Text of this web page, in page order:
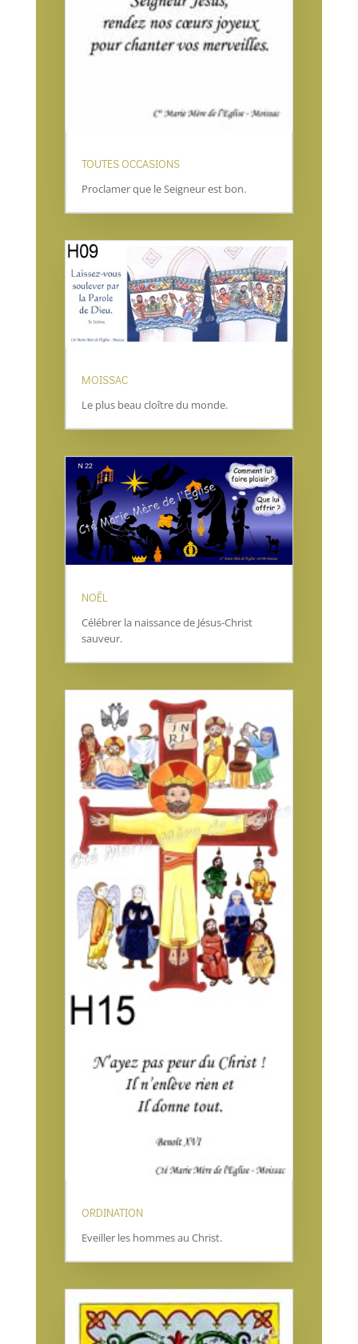
TOUTES OCCASIONS
Proclamer que le Seigneur est bon.
MOISSAC
Le plus beau cloître du monde.
NOËL
Célébrer la naissance de Jésus-Christ
sauveur.
ORDINATION
Eveiller les hommes au Christ.